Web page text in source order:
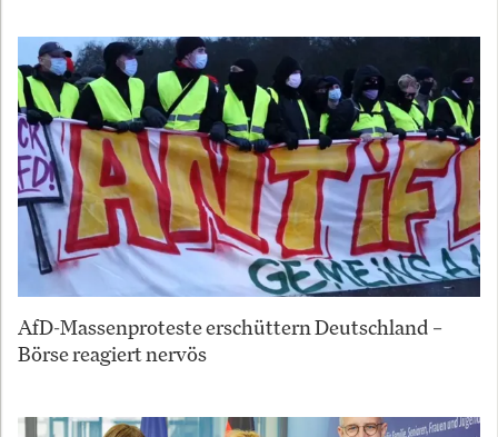
AfD-Massenproteste erschüttern Deutschland –
Börse reagiert nervös